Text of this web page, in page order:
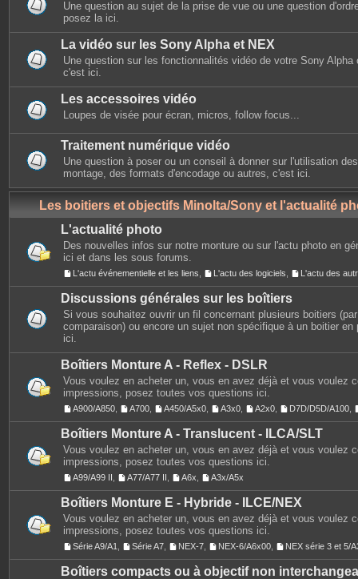
Une question au sujet de la prise de vue ou une question
posez la ici.
La vidéo sur les Sony Alpha et NEX
Une question sur les fonctionnalités vidéo de votre Sony Alpha
c'est ici.
Les accessoires vidéo
Loupes de visée pour écran, micros, follow focus...
Traitement numérique vidéo
Une question à poser ou un conseil à donner sur l'utilisation
montage, des formats d'encodage ou autres, c'est ici.
Les boitiers et objectifs Minolta/Sony et l'actualité
L'actualité photo
Des nouvelles infos sur notre monture ou sur l'actu photo en
ici et dans les sous forums.
L'actu événementielle et les liens L'actu des logiciels L'actu des
Discussions générales sur les boîtiers
Si vous souhaitez ouvrir un fil concernant plusieurs boitiers
comparaison) ou encore un sujet non spécifique à un boitier en
ici.
Boîtiers Monture A - Reflex - DSLR
Vous voulez en acheter un, vous en avez déjà et vous voulez
impressions, posez toutes vos questions ici.
A900/A850 A700 A450/A5x0 A3x0 A2x0 D7D/D5D/A100
Boîtiers Monture A - Translucent - ILCA/SLT
Vous voulez en acheter un, vous en avez déjà et vous voulez
impressions, posez toutes vos questions ici.
A99/A99 II A77/A77 II A6x A3x/A5x
Boîtiers Monture E - Hybride - ILCE/NEX
Vous voulez en acheter un, vous en avez déjà et vous voulez
impressions, posez toutes vos questions ici.
Série A9/A1 Série A7 NEX-7 NEX-6/A6x00 NEX série 3 et 5/
Boîtiers compacts ou à objectif non